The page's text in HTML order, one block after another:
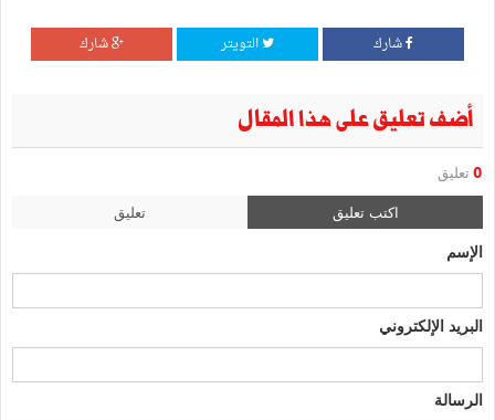
شارك التويتر شارك
أضف تعليق على هذا المقال
0 تعليق
اكتب تعليق تعليق
الإسم
البريد الإلكتروني
الرسالة